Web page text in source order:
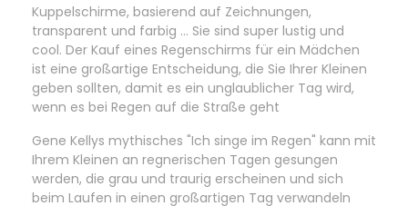
Kuppelschirme, basierend auf Zeichnungen,
transparent und farbig ... Sie sind super lustig und
cool. Der Kauf eines Regenschirms für ein Mädchen
ist eine großartige Entscheidung, die Sie Ihrer Kleinen
geben sollten, damit es ein unglaublicher Tag wird,
wenn es bei Regen auf die Straße geht
Gene Kellys mythisches "Ich singe im Regen" kann mit
Ihrem Kleinen an regnerischen Tagen gesungen
werden, die grau und traurig erscheinen und sich
beim Laufen in einen großartigen Tag verwandeln